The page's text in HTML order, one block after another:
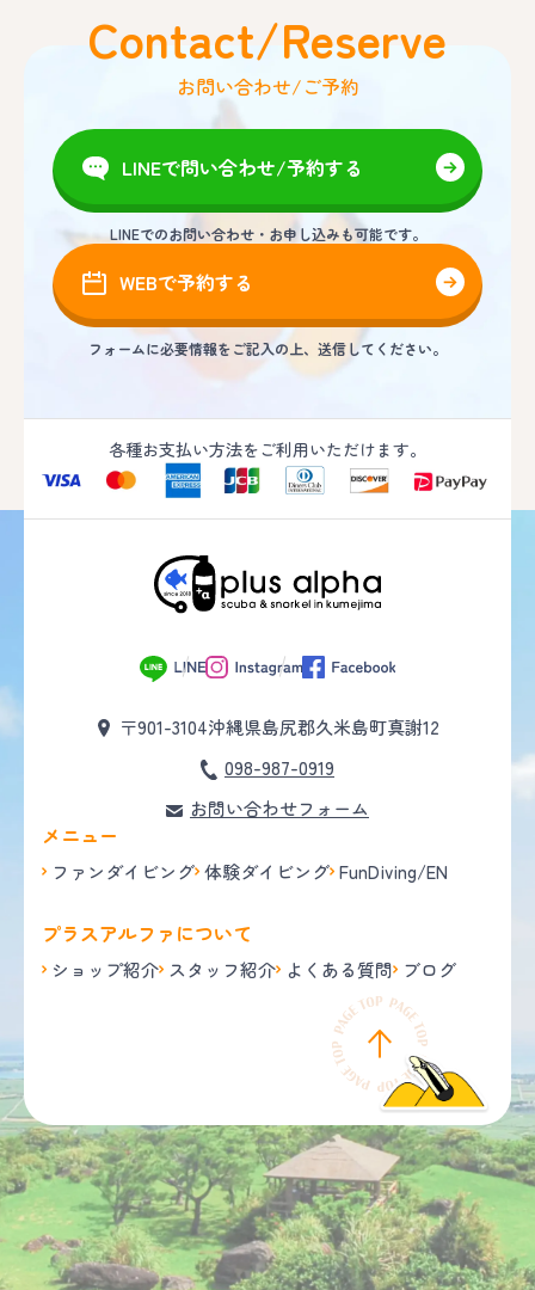
Contact/Reserve
お問い合わせ/ご予約
LINEで問い合わせ/予約する
LINEでのお問い合わせ・お申し込みも可能です。
WEBで予約する
フォームに必要情報をご記入の上、送信してください。
各種お支払い方法をご利用いただけます。
〒901-3104沖縄県島尻郡久米島町真謝12
098-987-0919
お問い合わせフォーム
メニュー
ファンダイビング 体験ダイビング FunDiving/EN
プラスアルファについて
ショップ紹介 スタッフ紹介 よくある質問 ブログ